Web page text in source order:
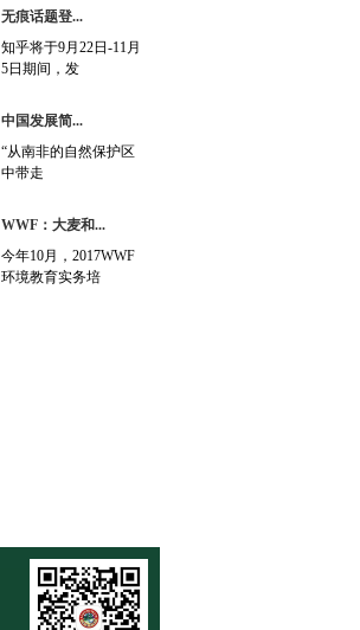
无痕话题登...
知乎将于9月22日-11月
5日期间，发
中国发展简...
“从南非的自然保护区
中带走
WWF：大麦和...
今年10月，2017WWF
环境教育实务培